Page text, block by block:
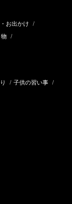
お出かけ /
/
/ 子供の習い事 /